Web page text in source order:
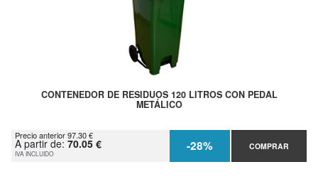
CONTENEDOR DE RESIDUOS 120 LITROS CON PEDAL
METÁLICO
Precio anterior 97.30 €
A partir de: 70.05 €
IVA INCLUIDO -28% COMPRAR